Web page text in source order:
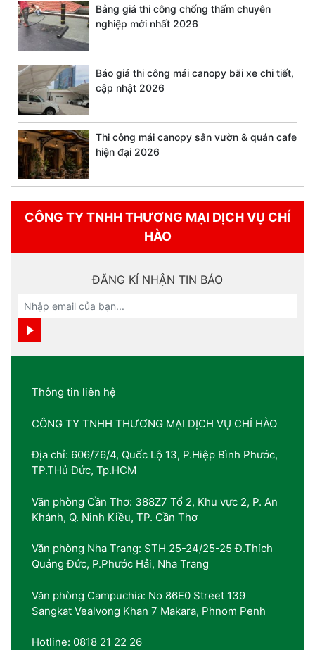
Bảng giá thi công chống thấm chuyên
nghiệp mới nhất 2026
Báo giá thi công mái canopy bãi xe chi tiết,
cập nhật 2026
Thi công mái canopy sân vườn & quán cafe
hiện đại 2026
CÔNG TY TNHH THƯƠNG MẠI DỊCH VỤ CHÍ
HÀO
ĐĂNG KÍ NHẬN TIN BÁO
Thông tin liên hệ
CÔNG TY TNHH THƯƠNG MẠI DỊCH VỤ CHÍ HÀO
Địa chỉ: 606/76/4, Quốc Lộ 13, P.Hiệp Bình Phước,
TP.THủ Đức, Tp.HCM
Văn phòng Cần Thơ: 388Z7 Tổ 2, Khu vực 2, P. An
Khánh, Q. Ninh Kiều, TP. Cần Thơ
Văn phòng Nha Trang: STH 25-24/25-25 Đ.Thích
Quảng Đức, P.Phước Hải, Nha Trang
Văn phòng Campuchia: No 86E0 Street 139
Sangkat Vealvong Khan 7 Makara, Phnom Penh
Hotline: 0818 21 22 26